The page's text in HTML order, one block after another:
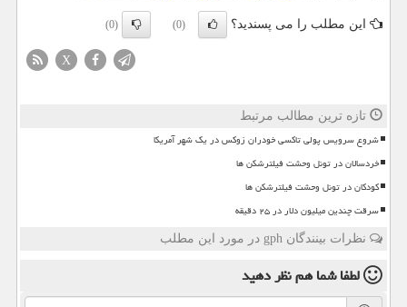
این مطلب را می پسندید؟ (0)
(0)
X
تازه ترین مطالب مرتبط
شروع سرویس پولی تاکسی خودران زوکس در یک شهر آمریکا
خردسالان در تونل وحشت فیلترشکن ها
کودکان در تونل وحشت فیلترشکن ها
سرقت چندین میلیون دلار در ۲۵ دقیقه
نظرات بینندگان gph در مورد این مطلب
لطفا شما همنظر دهید